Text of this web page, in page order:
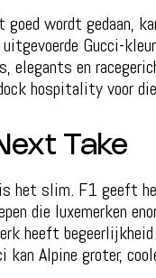
goed wordt gedaan,
Gucci-
elegants en
hospitality voor
Take
het slim. F1 geeft
die luxemerken
heeft
kan Alpine groter,